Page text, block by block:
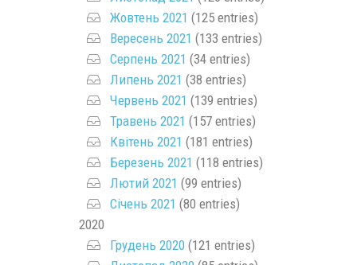
Жовтень 2021 (125 entries)
Вересень 2021 (133 entries)
Серпень 2021 (34 entries)
Липень 2021 (38 entries)
Червень 2021 (139 entries)
Травень 2021 (157 entries)
Квітень 2021 (181 entries)
Березень 2021 (118 entries)
Лютий 2021 (99 entries)
Січень 2021 (80 entries)
2020
Грудень 2020(121 entries)